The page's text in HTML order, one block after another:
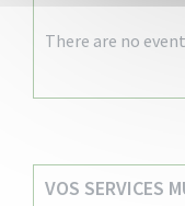
There are no
VOS SERVICES